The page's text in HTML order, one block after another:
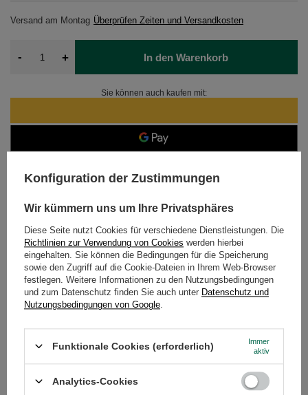
Versand am Montag Überprüfen Zeiten und Versandkosten
- + In den Warenkorb
Sie können auch kaufen mit:
14
Tage für Rücksendungen
Nach dem Kauf erhalten Sie898 Pkt.
DETAILLIERTE DATEN
KUNDENREZENSIONEN (0)
Brauchen Sie Hilfe? Haben Sie Fragen?
interessantesten Fragen und Antworten für
Stelle eine Frage
Konfiguration der Zustimmungen
Wir kümmern uns um Ihre Privatsphäres
Diese Seite nutzt Cookies für verschiedene Dienstleistungen. Die
Richtlinien zur Verwendung von Cookies werden hierbei
eingehalten. Sie können die Bedingungen für die Speicherung
sowie den Zugriff auf die Cookie-Dateien in Ihrem Web-Browser
festlegen. Weitere Informationen zu den Nutzungsbedingungen
und zum Datenschutz finden Sie auch unter Datenschutz und
Nutzungsbedingungen von Google
Funktionale Cookies (erforderlich)
Immer
aktiv
Analytics-Cookies